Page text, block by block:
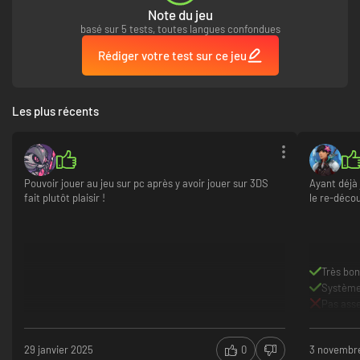
■ Domptez des monstres de la série pour en faire vos Monsties !
Utilisez les capacités de vos compagnons pour faciliter vos explorations,
faites éclore les œufs que vous trouvez, et transformez toujours plus de
monstres en Monsties ! Retrouvez des créatures populaires de la série
Monster Hunter, tels le Zinogre, le Nargacuga et le Lagiacrus.
Participez aussi au Rite de transmission afin d'éveiller les capacités
Note du jeu
basé sur 5 tests, toutes langues confondues
Rédiger votre test sur ce jeu
Les plus récents
Pouvoir jouer au jeu sur pc après y avoir jouer sur 3DS
fait plutôt plaisir !
29 janvier 2025 0
Ayant
le re-
Très
3